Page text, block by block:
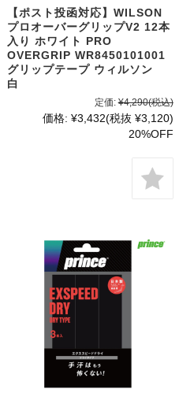
【ポスト投函対応】WILSON
プロオーバーグリップV2 12本
入り ホワイト PRO
OVERGRIP WR8450101001
グリップテープ ウィルソン
白
定価: ¥4,290(税込)
価格: ¥3,432(税抜 ¥3,120)
20%OFF